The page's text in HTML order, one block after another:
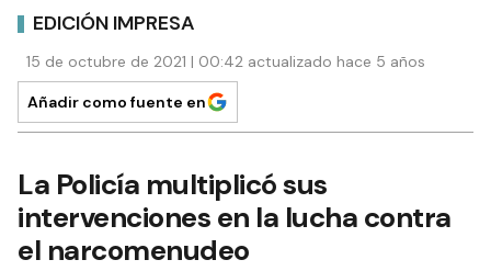
EDICIÓN IMPRESA
15 de octubre de 2021 | 00:42 actualizado hace 5 años
Añadir como fuente en
La Policía multiplicó sus
intervenciones en la lucha contra
el narcomenudeo